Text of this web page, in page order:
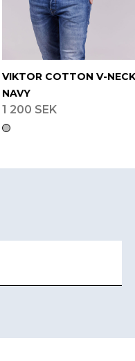
VIKTOR COTTON V-NECK
NAVY
1 200 SEK